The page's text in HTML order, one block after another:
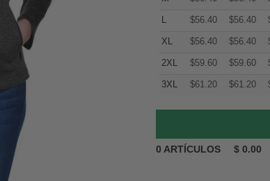
L $56.40 $56.40
XL $56.40 $56.40
2XL $59.60 $59.60
3XL $61.20 $61.20
0 ARTÍCULOS $ 0.00